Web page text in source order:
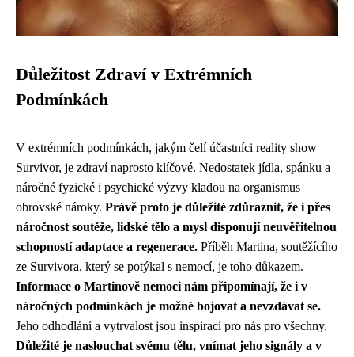
Důležitost Zdraví v Extrémních
Podmínkách
V extrémních podmínkách, jakým čelí účastníci reality show
Survivor, je zdraví naprosto klíčové. Nedostatek jídla, spánku a
náročné fyzické i psychické výzvy kladou na organismus
obrovské nároky. Právě proto je důležité zdůraznit, že i přes
náročnost soutěže, lidské tělo a mysl disponují neuvěřitelnou
schopností adaptace a regenerace. Příběh Martina, soutěžícího
ze Survivora, který se potýkal s nemocí, je toho důkazem.
Informace o Martinově nemoci nám připomínají, že i v
náročných podmínkách je možné bojovat a nevzdávat se.
Jeho odhodlání a vytrvalost jsou inspirací pro nás pro všechny.
Důležité je naslouchat svému tělu, vnímat jeho signály a v